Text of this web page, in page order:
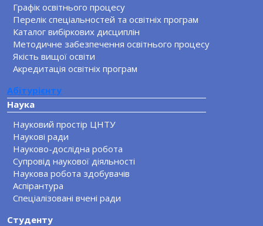
Графік освітнього процесу
Перелік спеціальностей та освітніх програм
Каталог вибіркових дисциплін
Методичне забезпечення освітнього процесу
Якість вищої освіти
Акредитація освітніх програм
Абітурієнту
Наука
Науковий простір ЦНТУ
Наукові ради
Науково-дослідна робота
Супровід наукової діяльності
Наукова робота здобувачів
Аспірантура
Спеціалізовані вчені ради
Студенту